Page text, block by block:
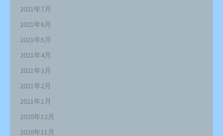
2021年7月
2021年6月
2021年5月
2021年4月
2021年3月
2021年2月
2021年1月
2020年12月
2020年11月